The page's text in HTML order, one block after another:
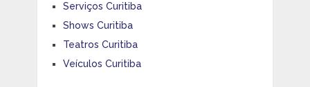
Serviços Curitiba
Shows Curitiba
Teatros Curitiba
Veículos Curitiba